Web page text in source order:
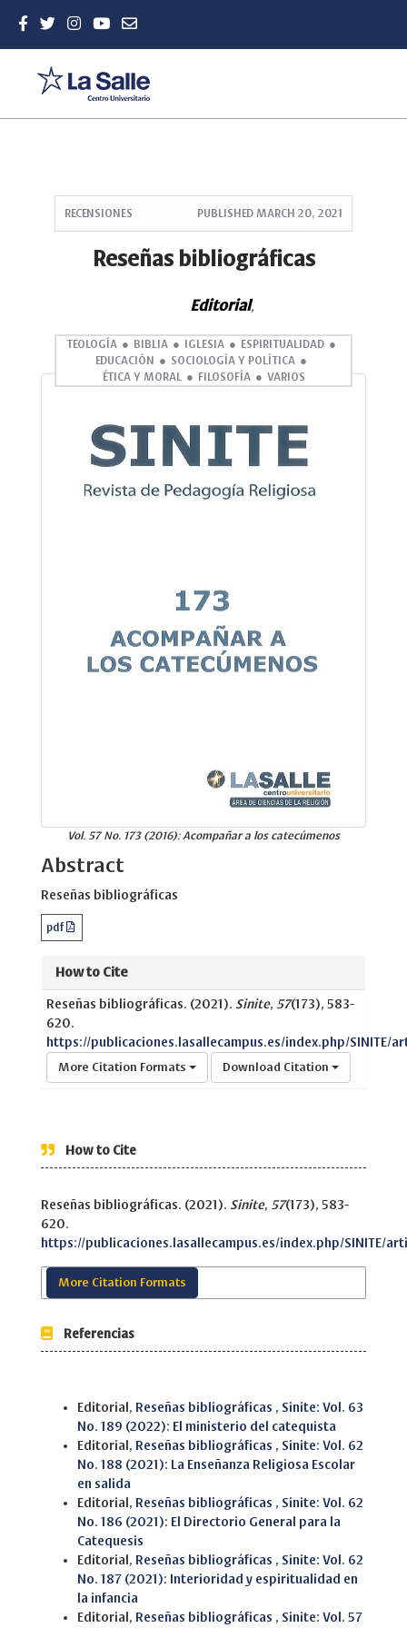
Content
RECENSIONES PUBLISHED MARCH 20, 2021
Reseñas bibliográficas
Editorial,
TEOLOGÍA BIBLIA IGLESIA
ESPIRITUALIDAD
EDUCACIÓN
SOCIOLOGÍA Y POLÍTICA
ÉTICA Y MORAL
FILOSOFÍA VARIOS
Vol. 57 No. 173 (2016): Acompañar a los catecúmenos
Abstract
Reseñas bibliográficas
pdf
How to Cite
Reseñas bibliográficas. (2021). Sinite, 57(173), 583-
620.
https://publicaciones.lasallecampus.es/index.php/SINITE/
More Citation Formats Download Citation
How to Cite
Reseñas bibliográficas. (2021). Sinite, 57(173), 583-
620.
https://publicaciones.lasallecampus.es/index.php/SINITE/
More Citation Formats
Referencias
Editorial, Reseñas bibliográficas , Sinite: Vol. 63
No. 189 (2022): El ministerio del catequista
Editorial, Reseñas bibliográficas , Sinite: Vol. 62
No. 188 (2021): La Enseñanza Religiosa Escolar
en salida
Editorial, Reseñas bibliográficas , Sinite: Vol. 62
No. 186 (2021): El Directorio General para la
Catequesis
Editorial, Reseñas bibliográficas , Sinite: Vol. 62
No. 187 (2021): Interioridad y espiritualidad en
la infancia
Editorial, Reseñas bibliográficas , Sinite: Vol. 57